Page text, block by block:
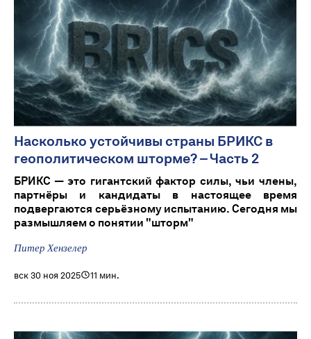
Насколько устойчивы страны БРИКС в
геополитическом шторме? – Часть 2
БРИКС — это гигантский фактор силы, чьи члены,
партнёры и кандидаты в настоящее время
подвергаются серьёзному испытанию. Сегодня мы
размышляем о понятии "шторм"
Питер Хензелер
вск 30 ноя 2025 11 мин.